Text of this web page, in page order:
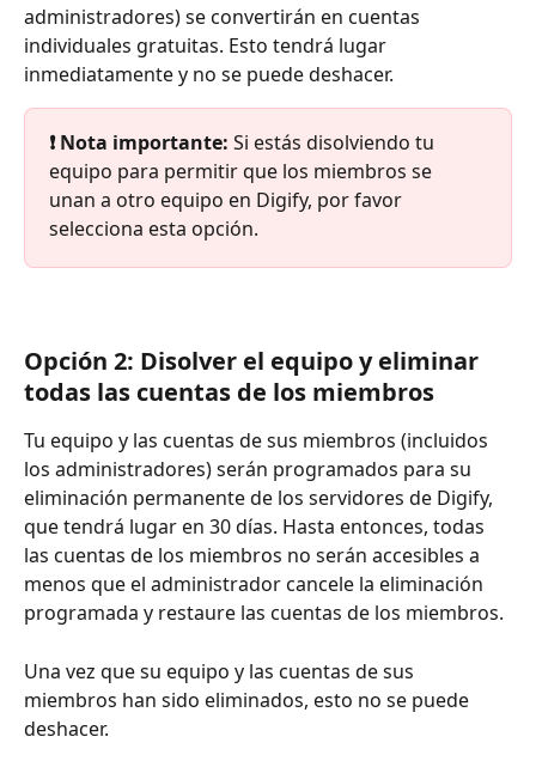
administradores) se convertirán en cuentas
individuales gratuitas. Esto tendrá lugar
inmediatamente y no se puede deshacer.
❗ Nota importante: Si estás disolviendo tu
equipo para permitir que los miembros se
unan a otro equipo en Digify, por favor
selecciona esta opción.
Opción 2: Disolver el equipo y eliminar
todas las cuentas de los miembros
Tu equipo y las cuentas de sus miembros (incluidos
los administradores) serán programados para su
eliminación permanente de los servidores de Digify,
que tendrá lugar en 30 días. Hasta entonces, todas
las cuentas de los miembros no serán accesibles a
menos que el administrador cancele la eliminación
programada y restaure las cuentas de los miembros.
Una vez que su equipo y las cuentas de sus
miembros han sido eliminados, esto no se puede
deshacer.